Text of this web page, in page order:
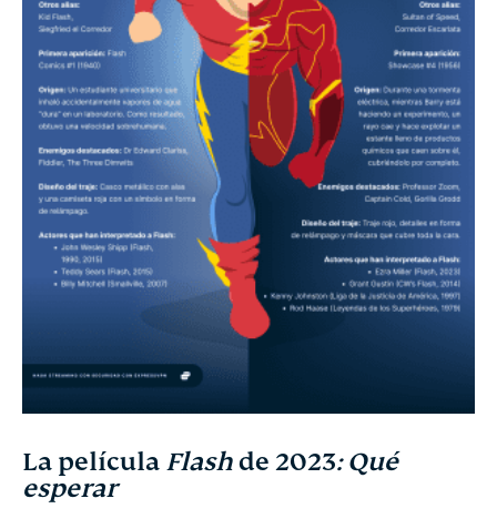
La película Flashde 2023: Qué
esperar